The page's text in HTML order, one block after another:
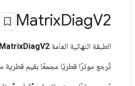
MatrixDiagV2
الطبقة النهائية العامة MatrixDiagV2
تُرجع موترًا قطريًا مجمعًا بقيم قطرية